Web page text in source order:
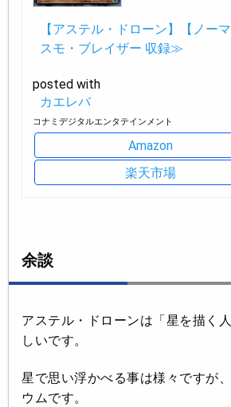
【アステル・ドローン】【ノー
スモ・ブレイザー 収録≫
posted with
カエレバ
コナミデジタルエンタテインメント
Amazon
楽天市場
余談
アステル・ドローンは「星を描く
しいです。
星で思い浮かべる事は様々ですが
ウムです。